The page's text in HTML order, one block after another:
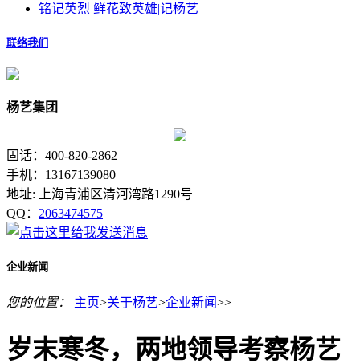
铭记英烈 鲜花致英雄|记杨艺
联络我们
杨艺集团
固话：400-820-2862
手机：13167139080
地址: 上海青浦区清河湾路1290号
QQ： 2063474575
企业新闻
您的位置： 主页>关于杨艺>企业新闻>>
岁末寒冬，两地领导考察杨艺